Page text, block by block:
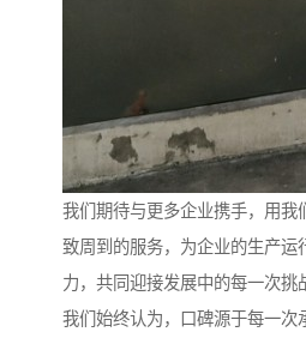
我们期待与更多企业携手，用我
致周到的服务，为企业的生产运
力，共同迎接发展中的每一次挑
我们始终认为，口碑源于每一次